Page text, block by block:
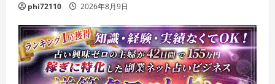
phi72110 2026年8月9日